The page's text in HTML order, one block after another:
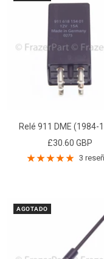
Relé 911 DME (1984-
Precio
de
£30.60 GBP
3
AGOTADO